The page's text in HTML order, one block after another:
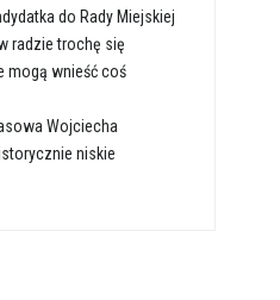
do Rady Miejskiej
radzie trochę się
mogą wnieść coś
Wojciecha
niskie